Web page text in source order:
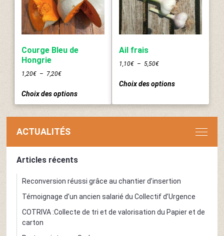
peuvent
être
choisies
sur
la
peuvent
être
choisies
sur
Courge Bleu de
Hongrie
1,20€ – 7,20€Plage
prix :
à
7,20€
Choix des optionsproduit
a
plusieurs
options
peuvent
choisies
la
page
Ail frais
1,10€ – 5,50€Plage
prix :
5,50€
Choix des optionsproduit
plusieurs
variations.
sur
page
du
ACTUALITÉS
Articles récents
Reconversion réussi grâce au chantier d’insertion
Témoignage d’un ancien salarié du Collectif d’Urgence
COTRIVA :Collecte de tri et de valorisation du Papier et de
carton